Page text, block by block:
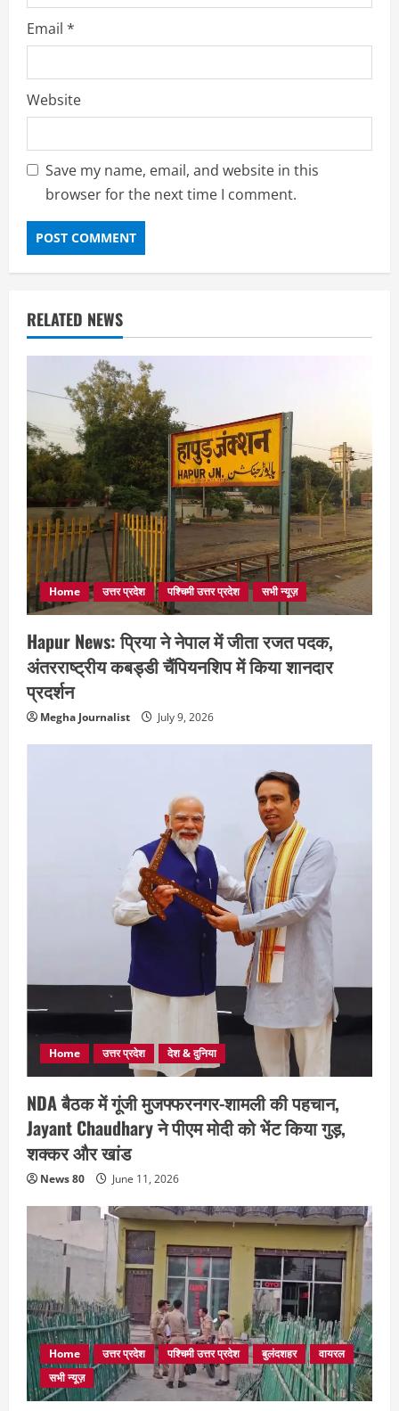
Email *
Website
Save my name, email, and website in this
browser for the next time I comment.
RELATED NEWS
Home उत्तर प्रदेश पश्चिमी उत्तर प्रदेश सभी न्यूज़
Hapur News: प्रिया ने नेपाल में जीता रजत पदक,
अंतरराष्ट्रीय कबड्डी चैंपियनशिप में किया शानदार
प्रदर्शन
Megha Journalist July 9, 2026
Home उत्तर प्रदेश देश & दुनिया
NDA बैठक में गूंजी मुजफ्फरनगर-शामली की पहचान,
Jayant Chaudhary ने पीएम मोदी को भेंट किया गुड़,
शक्कर और खांड
News 80 June 11, 2026
Home उत्तर प्रदेश पश्चिमी उत्तर प्रदेश बुलंदशहर
वायरल
सभी न्यूज़